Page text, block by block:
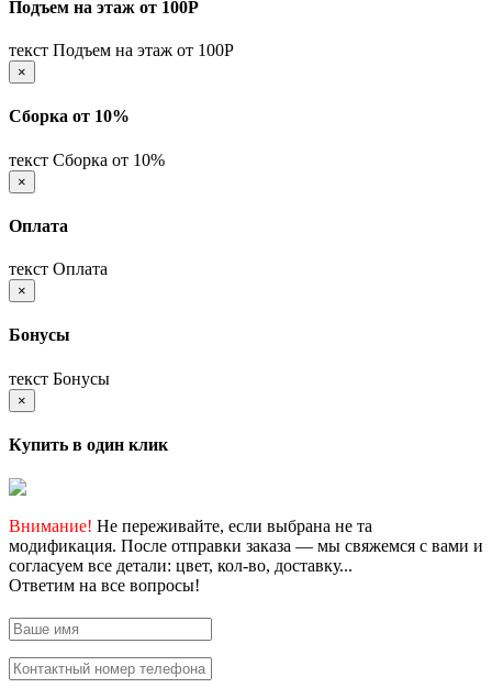
Подъем на этаж от 100Р
текст Подъем на этаж от 100Р
×
Сборка от 10%
текст Сборка от 10%
×
Оплата
текст Оплата
×
Бонусы
текст Бонусы
×
Купить в один клик
Внимание! Не переживайте, если выбрана не та
модификация. После отправки заказа — мы свяжемся с вами и
согласуем все детали: цвет, кол-во, доставку...
Ответим на все вопросы!